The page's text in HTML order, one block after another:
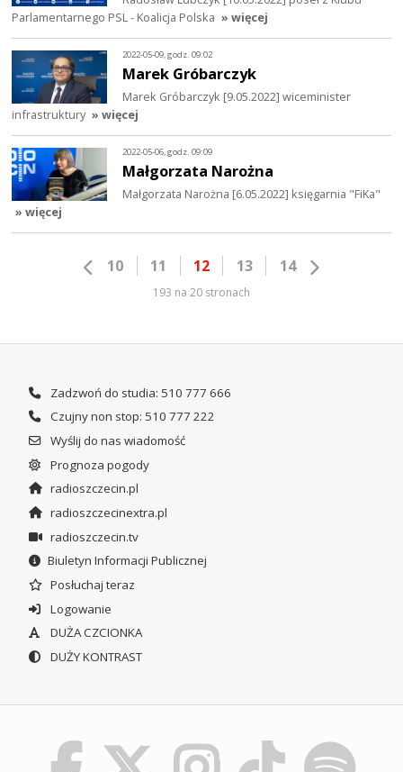
Parlamentarnego PSL - Koalicja Polska » więcej
2022-05-09, godz. 09:02
Marek Gróbarczyk
Marek Gróbarczyk [9.05.2022] wiceminister
infrastruktury » więcej
2022-05-06, godz. 09:09
Małgorzata Narożna
Małgorzata Narożna [6.05.2022] księgarnia "FiKa"
» więcej
10 11 12 13 14
193 na 20 stronach
Zadzwoń do studia: 510 777 666
Czujny non stop: 510 777 222
Wyślij do nas wiadomość
Prognoza pogody
radioszczecin.pl
radioszczecinextra.pl
radioszczecin.tv
Biuletyn Informacji Publicznej
Posłuchaj teraz
Logowanie
DUŻA CZCIONKA
DUŻY KONTRAST